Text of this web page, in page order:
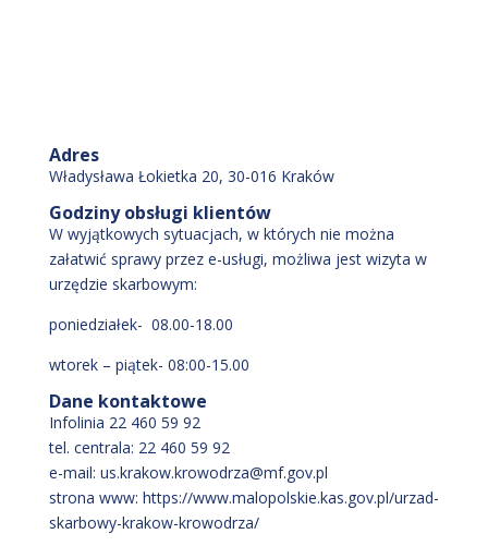
Adres
Władysława Łokietka 20, 30-016 Kraków
Godziny obsługi klientów
W wyjątkowych sytuacjach, w których nie można
załatwić sprawy przez e-usługi, możliwa jest wizyta w
urzędzie skarbowym:
poniedziałek- 08.00-18.00
wtorek – piątek- 08:00-15.00
Dane kontaktowe
Infolinia 22 460 59 92
tel. centrala: 22 460 59 92
e-mail: us.krakow.krowodrza@mf.gov.pl
strona www: https://www.malopolskie.kas.gov.pl/urzad-
skarbowy-krakow-krowodrza/